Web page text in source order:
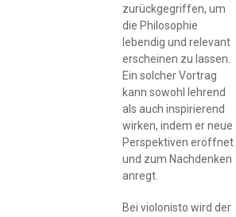
zurückgegriffen, um
die Philosophie
lebendig und relevant
erscheinen zu lassen.
Ein solcher Vortrag
kann sowohl lehrend
als auch inspirierend
wirken, indem er neue
Perspektiven eröffnet
und zum Nachdenken
anregt.
Bei violonisto wird der